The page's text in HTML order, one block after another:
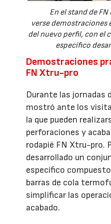
En el stand de
verse demostraciones
del nuevo perfil, con el
específico
Demostraciones
FN Xtru-pro
Durante las jornadas
mostró ante los
la que pueden
perforaciones y
rodapié FN Xtru-pro.
desarrollado un
específico
barras de cola
simplificar las
acabado.